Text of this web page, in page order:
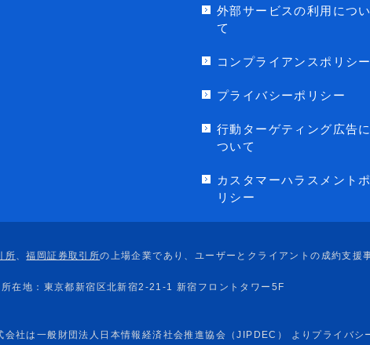
外部サービスの利用につい
て
コンプライアンスポリシー
プライバシーポリシー
行動ターゲティング広告に
ついて
カスタマーハラスメントポ
リシー